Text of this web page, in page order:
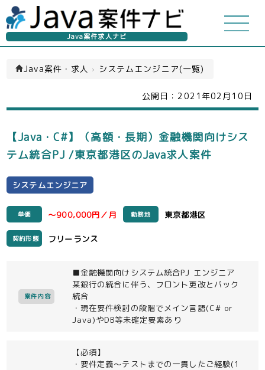
Java案件求人ナビ
Java案件・求人 › システムエンジニア(一覧)
公開日： 2021年02月10日
【Java・C#】（高額・長期）金融機関向けシス
テム統合PJ /東京都港区のJava求人案件
システムエンジニア
単価 ～900,000円／月 勤務地 東京都港区
契約形態 フリーランス
案件内容
■金融機関向けシステム統合PJ エンジニア
某銀行の統合に伴う、フロント更改とバック
統合
・現在要件検討の段階でメイン言語(C# or
Java)やDB等未確定要素あり
【必須】
・要件定義～テストまでの一貫したご経験(1